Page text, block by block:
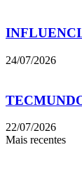
24/07/2026
22/07/2026
Mais recentes